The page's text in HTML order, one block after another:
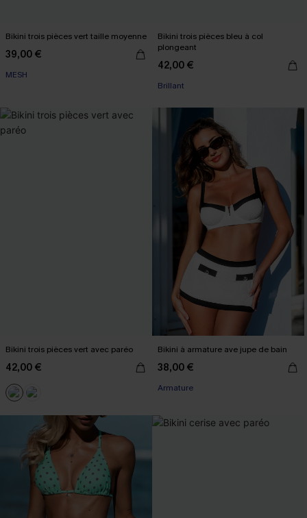
Bikini trois pièces vert taille moyenne
39,00 €
MESH
Bikini trois pièces bleu à col
plongeant
42,00 €
Brillant
Bikini trois pièces vert avec paréo
42,00 €
Bikini à armature ave jupe de bain
38,00 €
Armature